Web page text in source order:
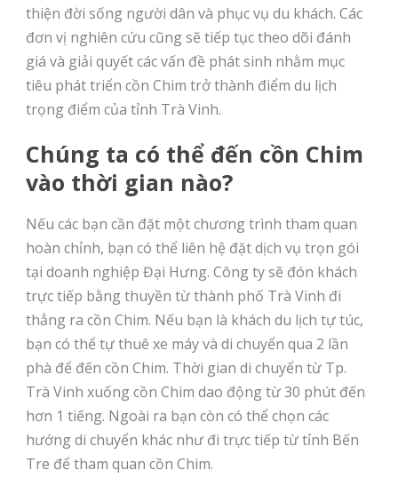
thiện đời sống người dân và phục vụ du khách. Các
đơn vị nghiên cứu cũng sẽ tiếp tục theo dõi đánh
giá và giải quyết các vấn đề phát sinh nhằm mục
tiêu phát triển cồn Chim trở thành điểm du lịch
trọng điểm của tỉnh Trà Vinh.
Chúng ta có thể đến cồn Chim
vào thời gian nào?
Nếu các bạn cần đặt một chương trình tham quan
hoàn chỉnh, bạn có thể liên hệ đặt dịch vụ trọn gói
tại doanh nghiệp Đại Hưng. Công ty sẽ đón khách
trực tiếp bằng thuyền từ thành phố Trà Vinh đi
thẳng ra cồn Chim. Nếu bạn là khách du lịch tự túc,
bạn có thể tự thuê xe máy và di chuyển qua 2 lần
phà để đến cồn Chim. Thời gian di chuyển từ Tp.
Trà Vinh xuống cồn Chim dao động từ 30 phút đến
hơn 1 tiếng. Ngoài ra bạn còn có thể chọn các
hướng di chuyển khác như đi trực tiếp từ tỉnh Bến
Tre để tham quan cồn Chim.